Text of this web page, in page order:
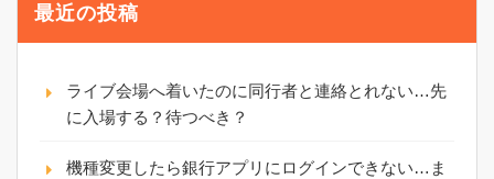
最近の投稿
ライブ会場へ着いたのに同行者と連絡とれない…先
に入場する？待つべき？
機種変更したら銀行アプリにログインできない…ま